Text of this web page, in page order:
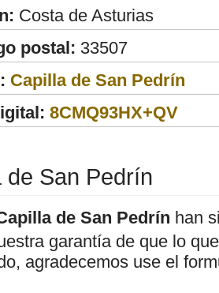
Costa de Asturias
postal: 33507
Capilla de San Pedrín
8CMQ93HX+QV
de San Pedrín
de San Pedrín han
garantía de que lo
agradecemos use el